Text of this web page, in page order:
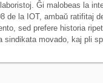
Ĝi malobeas la
de la IOT, ambaŭ ratifitaj
sed prefere historia
sindikata movado, kaj pli